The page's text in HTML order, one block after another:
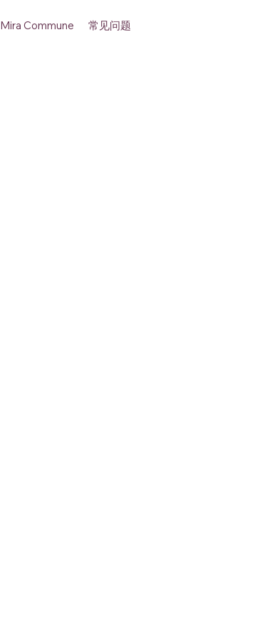
Mira Commune 常见问题